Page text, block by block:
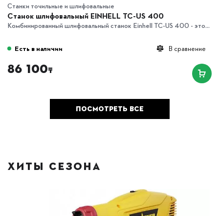
Станки точильные и шлифовальные
Станок шлифовальный EINHELL TC-US 400
Комбинированный шлифовальный станок Einhell TC-US 400 - это...
В сравнение
Есть в наличии
86 100₸
ПОСМОТРЕТЬ ВСЕ
ХИТЫ СЕЗОНА